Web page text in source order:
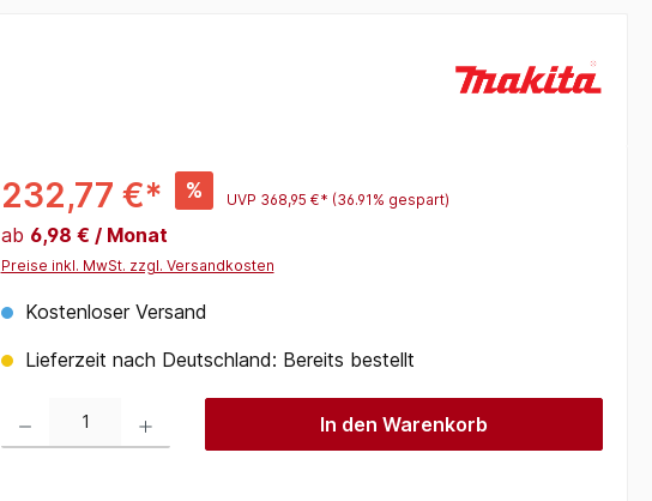
232,77 €* % UVP 368,95 €* (36.91% gespart)
ab 6,98 € / Monat
Preise inkl. MwSt. zzgl. Versandkosten
Kostenloser Versand
Lieferzeit nach Deutschland: Bereits bestellt
In den Warenkorb